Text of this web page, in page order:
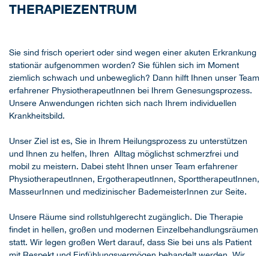
THERAPIEZENTRUM
Sie sind frisch operiert oder sind wegen einer akuten Erkrankung
stationär aufgenommen worden? Sie fühlen sich im Moment
ziemlich schwach und unbeweglich? Dann hilft Ihnen unser Team
erfahrener PhysiotherapeutInnen bei Ihrem Genesungsprozess.
Unsere Anwendungen richten sich nach Ihrem individuellen
Krankheitsbild.
Unser Ziel ist es, Sie in Ihrem Heilungsprozess zu unterstützen
und Ihnen zu helfen, Ihren Alltag möglichst schmerzfrei und
mobil zu meistern. Dabei steht Ihnen unser Team erfahrener
PhysiotherapeutInnen, ErgotherapeutInnen, SporttherapeutInnen,
MasseurInnen und medizinischer BademeisterInnen zur Seite.
Unsere Räume sind rollstuhlgerecht zugänglich. Die Therapie
findet in hellen, großen und modernen Einzelbehandlungsräumen
statt. Wir legen großen Wert darauf, dass Sie bei uns als Patient